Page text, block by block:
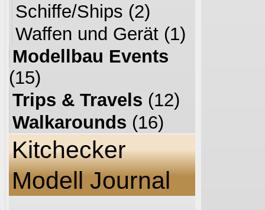
Schiffe/Ships (2)
Waffen und Gerät (1)
Modellbau Events
(15)
Trips & Travels (12)
Walkarounds (16)
Kitchecker
Modell Journal